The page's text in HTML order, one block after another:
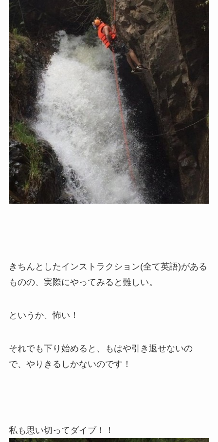
きちんとしたインストラクション(全て英語)がある
ものの、実際にやってみると難しい。
というか、怖い！
それでも下り始めると、もはや引き返せないの
で、やりきるしかないのです！
私も思い切ってダイブ！！